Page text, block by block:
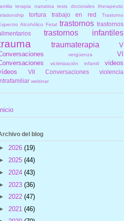
terapia narrativa tesis doctorales
therapeutic
tortura trabajo en red
Trastorno
Alcohólico Fetal trastornos trastornos
trastornos infantiles
traumaterapia
V
vergüenza
VI
victimización infantil
videos
VII Conversaciones
violencia
webinar
del blog
2026 (19)
2025 (44)
2024 (43)
2023 (36)
2022 (47)
2021 (46)